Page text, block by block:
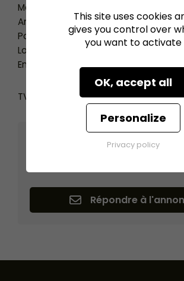
Marque : Seed Spider
Année : 1998
Pour planches de 1250 mm
Lot de mousses neuves fournies en
En état de fonctionnement
TVA & frais de port en sus
Légumes 360
Répondre à
This site uses cookies
gives you control over
you want to activate
OK, accept all
Personalize
Privacy policy